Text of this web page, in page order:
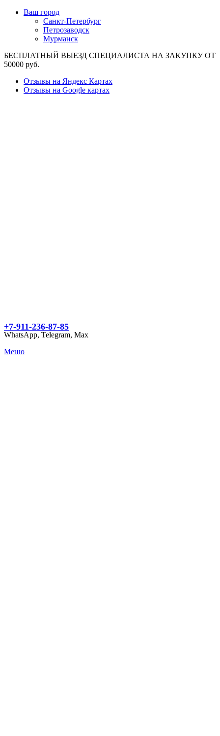
Ваш город
Санкт-Петербург
Петрозаводск
Мурманск
БЕСПЛАТНЫЙ ВЫЕЗД СПЕЦИАЛИСТА НА ЗАКУПКУ ОТ
50000 руб.
Отзывы на Яндекс Картах
Отзывы на Google картах
+7-911-236-87-85
WhatsApp, Telegram, Max
Меню